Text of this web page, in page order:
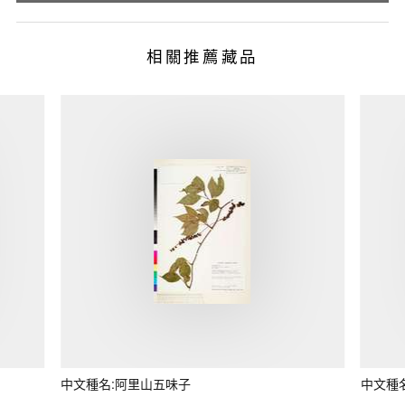
相關推薦藏品
中文種名:阿里山五味子 中文種